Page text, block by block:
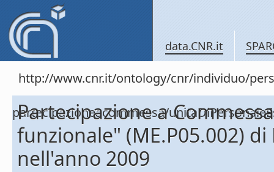
data.CNR.it
http://www.cnr.it/ontology/cnr/individuo/
partecipazioneacommessa/
Partecipazione a
funzionale" (ME.P05.002)
nell'anno 2009